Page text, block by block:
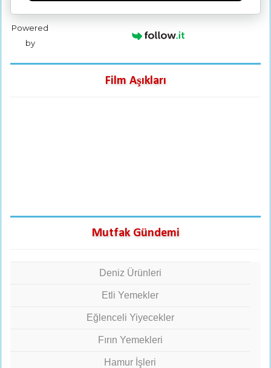
Powered
by
Film Aşıkları
Mutfak Gündemi
Deniz Ürünleri
Etli Yemekler
Eğlenceli Yiyecekler
Fırın Yemekleri
Hamur İşleri